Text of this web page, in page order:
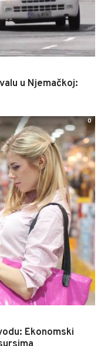
u Njemačkoj:
Ekonomski
0